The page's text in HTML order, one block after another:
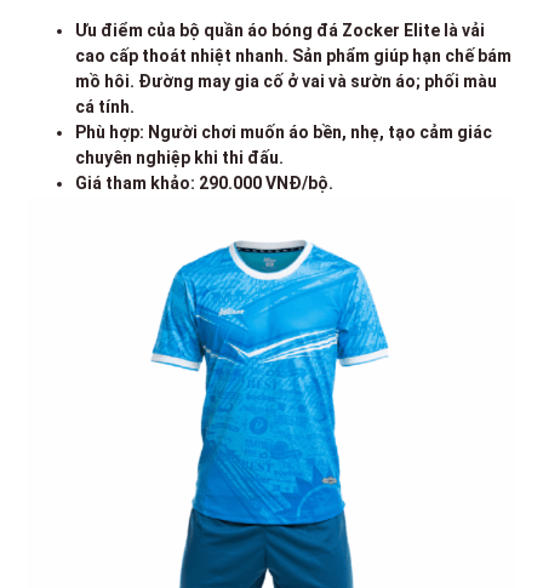
Ưu điểm của bộ quần áo bóng đá Zocker Elite là vải
cao cấp thoát nhiệt nhanh. Sản phẩm giúp hạn chế bám
mồ hôi. Đường may gia cố ở vai và sườn áo; phối màu
cá tính.
Phù hợp: Người chơi muốn áo bền, nhẹ, tạo cảm giác
chuyên nghiệp khi thi đấu.
Giá tham khảo: 290.000 VNĐ/bộ.